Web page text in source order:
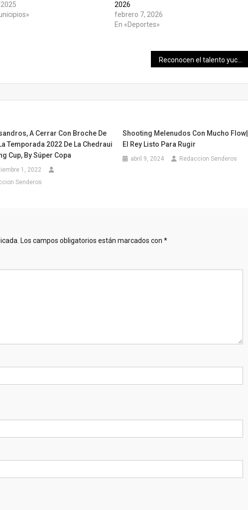
2026
febrero 7, 2026
En «Deportes»
A Cerrar Con Broche De
Temporada 2022 De La Chedraui
Cup, By Súper Copa
1, 2022
Senderos
Shooting Melenudos Con Mucho Flow|
El Rey Listo Para Rugir
abril 9, 2024 Redaccion Senderos
Los campos obligatorios están marcados con *